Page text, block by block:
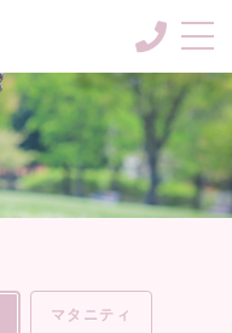
マタニティ